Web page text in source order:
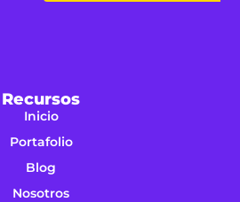
Recursos
Inicio
Portafolio
Blog
Nosotros